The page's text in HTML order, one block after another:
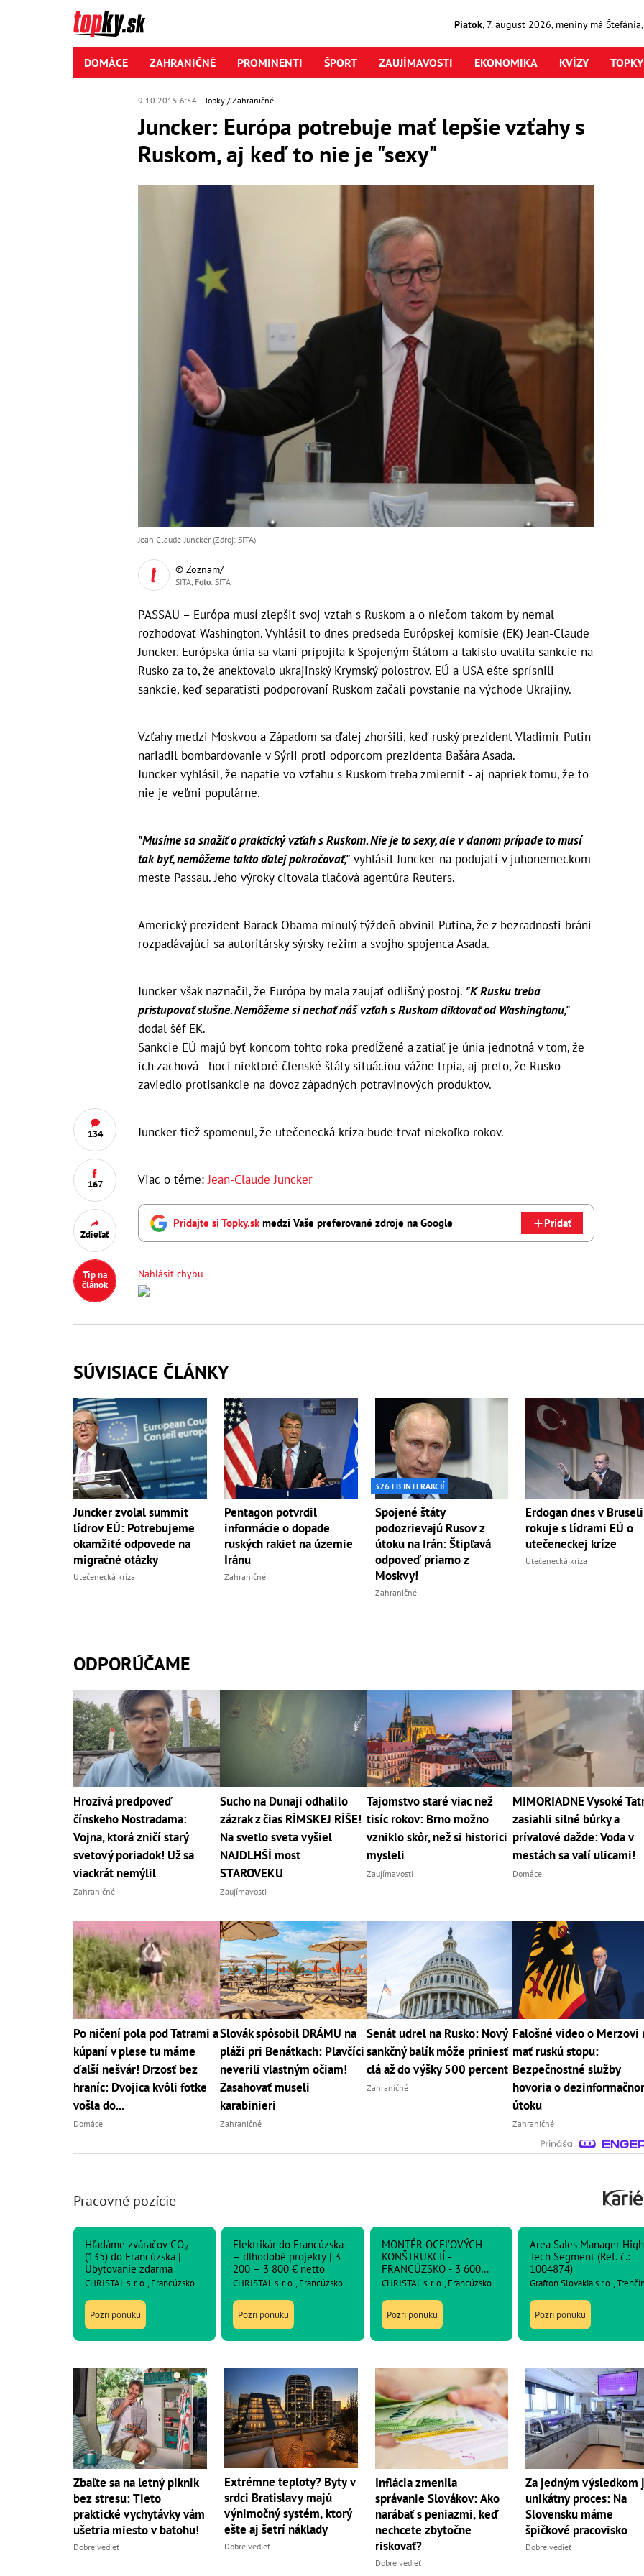
Piatok,7. august2026, meniny má Štefánia
DOMÁCE ZAHRANIČNÉ PROMINENTI ŠPORT ZAUJÍMAVOSTI EKONOMIKA KVÍZY
9.10.2015 6:54 Topky Zahraničné
Juncker: Európa potrebuje mať lepšie vzťahy s
Ruskom, aj keď to nie je "sexy"
134
167
Zdieľať
Tip na
článok
Jean Claude-Juncker (Zdroj: SITA)
© Zoznam/
SITA, Foto: SITA
PASSAU – Európa musí zlepšiť svoj vzťah s Ruskom a o niečom takom by nemal
rozhodovať Washington. Vyhlásil to dnes predseda Európskej komisie (EK) Jean-Claude
Juncker. Európska únia sa vlani pripojila k Spojeným štátom a takisto uvalila sankcie na
Rusko za to, že anektovalo ukrajinský Krymský polostrov. EÚ a USA ešte sprísnili
sankcie, keď separatisti podporovaní Ruskom začali povstanie na východe Ukrajiny.
Vzťahy medzi Moskvou a Západom sa ďalej zhoršili, keď ruský prezident Vladimir Putin
nariadil bombardovanie v Sýrii proti odporcom prezidenta Bašára Asada.
Juncker vyhlásil, že napätie vo vzťahu s Ruskom treba zmierniť - aj napriek tomu, že to
nie je veľmi populárne.
"Musíme sa snažiť o praktický vzťah s Ruskom. Nie je to sexy, ale v danom prípade to musí
tak byť, nemôžeme takto ďalej pokračovať," vyhlásil Juncker na podujatí v juhonemeckom
meste Passau. Jeho výroky citovala tlačová agentúra Reuters.
Americký prezident Barack Obama minulý týždeň obvinil Putina, že z bezradnosti bráni
rozpadávajúci sa autoritársky sýrsky režim a svojho spojenca Asada.
Juncker však naznačil, že Európa by mala zaujať odlišný postoj. "K Rusku treba
pristupovať slušne. Nemôžeme si nechať náš vzťah s Ruskom diktovať od Washingtonu,"
dodal šéf EK.
Sankcie EÚ majú byť koncom tohto roka predĺžené a zatiaľ je únia jednotná v tom, že
ich zachová - hoci niektoré členské štáty situáciou vážne trpia, aj preto, že Rusko
zaviedlo protisankcie na dovoz západných potravinových produktov.
Juncker tiež spomenul, že utečenecká kríza bude trvať niekoľko rokov.
Viac o téme: Jean-Claude Juncker
Pridajte si Topky.sk medzi Vaše preferované zdroje na Google Pridať
Nahlásiť chybu
SÚVISIACE ČLÁNKY
Juncker zvolal summit
lídrov EÚ: Potrebujeme
okamžité odpovede na
migračné otázky
Utečenecká kríza
Pentagon potvrdil
informácie o dopade
ruských rakiet na územie
Iránu
Zahraničné
326 FB INTERAKCIÍ
Spojené štáty
podozrievajú Rusov z
útoku na Irán: Štipľavá
odpoveď priamo z
Moskvy!
Zahraničné
Erdogan dnes v Bruseli
rokuje s lídrami EÚ o
utečeneckej kríze
Utečenecká kríza
ODPORÚČAME
Hrozivá predpoveď
čínskeho Nostradama:
Vojna, ktorá zničí starý
svetový poriadok! Už sa
viackrát nemýlil
Zahraničné
Sucho na Dunaji odhalilo
zázrak z čias RÍMSKEJ RÍŠE!
Na svetlo sveta vyšiel
NAJDLHŠÍ most
STAROVEKU
Zaujímavosti
Tajomstvo staré viac než
tisíc rokov: Brno možno
vzniklo skôr, než si historici
mysleli
Zaujímavosti
MIMORIADNE Vysoké
zasiahli silné búrky a
prívalové dažde: Voda v
mestách sa valí ulicami!
Domáce
Po ničení pola pod Tatrami a
kúpaní v plese tu máme
ďalší nešvár! Drzosť bez
hraníc: Dvojica kvôli fotke
vošla do...
Domáce
Slovák spôsobil DRÁMU na
pláži pri Benátkach: Plavčíci
neverili vlastným očiam!
Zasahovať museli
karabinieri
Zahraničné
Senát udrel na Rusko: Nový
sankčný balík môže priniesť
clá až do výšky 500 percent
Zahraničné
Falošné video o Merzovi
mať ruskú stopu:
Bezpečnostné služby
hovoria o
útoku
Zahraničné
Pracovné pozície
Hľadáme zváračov CO₂
(135) do Francúzska |
Ubytovanie zdarma
CHRISTAL s. r. o., Francúzsko
Pozri ponuku
Elektrikár do Francúzska
– dlhodobé projekty | 3
200 – 3 800 € netto
CHRISTAL s. r. o., Francúzsko
Pozri ponuku
MONTÉR OCEĽOVÝCH
KONŠTRUKCIÍ -
FRANCÚZSKO - 3 600
netto
CHRISTAL s. r. o., Francúzsko
Pozri ponuku
Area Sales Manager
Tech Segment (Ref. č.:
1004874)
Grafton Slovakia s.r.o.,
Pozri ponuku
Zbaľte sa na letný piknik
bez stresu: Tieto
praktické vychytávky vám
ušetria miesto v batohu!
Dobre vedieť
Extrémne teploty? Byty v
srdci Bratislavy majú
výnimočný systém, ktorý
ešte aj šetrí náklady
Dobre vedieť
Inflácia zmenila
správanie Slovákov: Ako
narábať s peniazmi, keď
nechcete zbytočne
riskovať?
Dobre vedieť
Za jedným výsledkom
unikátny proces: Na
Slovensku máme
špičkové pracovisko
Dobre vedieť